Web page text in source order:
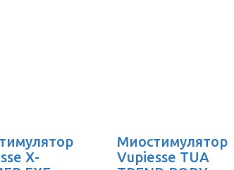
X-
Миостимулятор
Vupiesse TUA